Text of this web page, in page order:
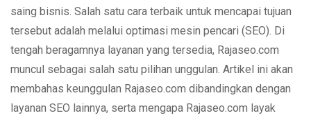
saing bisnis. Salah satu cara terbaik untuk mencapai tujuan
tersebut adalah melalui optimasi mesin pencari (SEO). Di
tengah beragamnya layanan yang tersedia, Rajaseo.com
muncul sebagai salah satu pilihan unggulan. Artikel ini akan
membahas keunggulan Rajaseo.com dibandingkan dengan
layanan SEO lainnya, serta mengapa Rajaseo.com layak